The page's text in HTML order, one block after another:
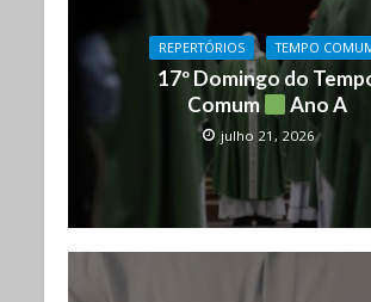
REPERTÓRIOS TEMPO
17º Domingo do
Comum
Ano A
julho 21, 2026